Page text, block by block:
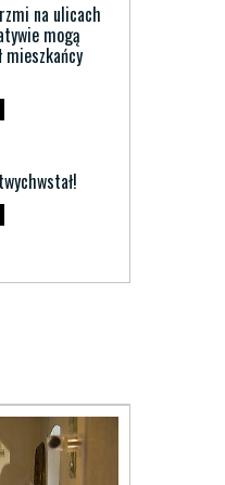
na ulicach
mogą
mieszkańcy